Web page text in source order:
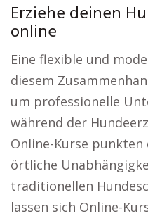
Erziehe deinen
online
Eine flexible und
diesem
um professionelle
während der
Online-Kurse
örtliche
traditionellen
lassen sich Online-